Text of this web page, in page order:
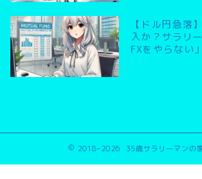
【ドル円急落
入か？サラリ
FXをやらない
2018–2026 35歳サラリーマンの